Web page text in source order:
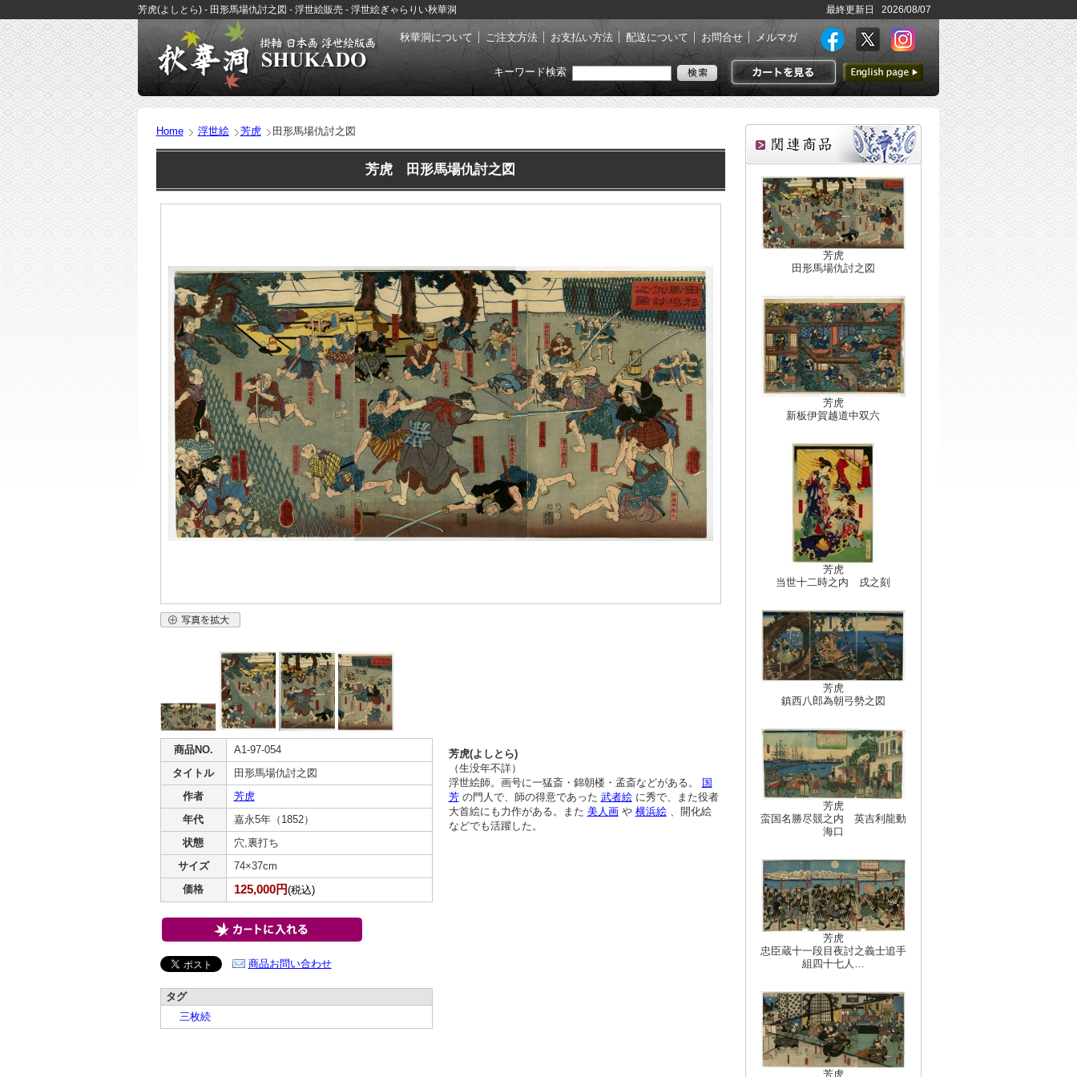
芳虎(よしとら) - 田形馬場仇討之図 - 浮世絵販売 - 浮世絵ぎゃらりい秋華洞 最終更新日 2026/08/07
秋華洞について ご注文方法 お支払い方法 配送について お問合せ メルマガ
カートを見る
英語ページへ
キーワード検索
Home 浮世絵 芳虎 田形馬場仇討之図
芳虎 田形馬場仇討之図
商品NO.
A1-97-054
タイトル
田形馬場仇討之図
作者
芳虎
年代
嘉永5年（1852）
状態
穴,裏打ち
サイズ
74×37cm
価格
125,000円(税込)
商品お問い合わせ
タグ
三枚続
芳虎(よしとら)
（生没年不詳）
浮世絵師。画号に一猛斎・錦朝楼・孟斎などがある。
国
芳の門人で、師の得意であった 武者絵に秀で、また役者
大首絵にも力作がある。また 美人画や 横浜絵、開化絵
などでも活躍した。
芳虎
田形馬場仇討之図
芳虎
新板伊賀越道中双六
芳虎
当世十二時之内 戌之刻
芳虎
鎮西八郎為朝弓勢之図
芳虎
蛮国名勝尽競之内 英吉利龍動
海口
芳虎
忠臣蔵十一段目夜討之義士追手
組四十七人…
芳虎